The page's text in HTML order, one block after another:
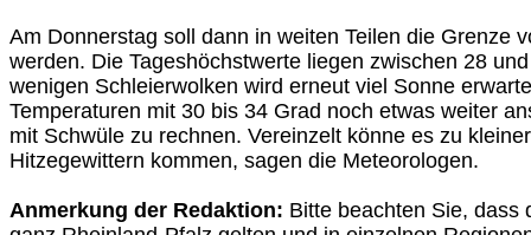
Am Donnerstag soll dann in weiten Teilen die Grenze
werden. Die Tageshöchstwerte liegen zwischen 28
wenigen Schleierwolken wird erneut viel Sonne
Temperaturen mit 30 bis 34 Grad noch etwas weiter
mit Schwüle zu rechnen. Vereinzelt könne es zu
Hitzegewittern kommen, sagen die Meteorologen.
Anmerkung der Redaktion: Bitte beachten Sie, dass